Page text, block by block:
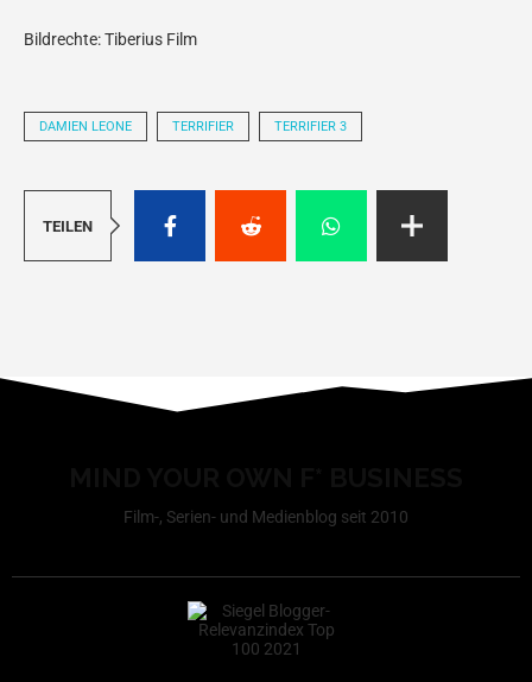
Bildrechte: Tiberius Film
DAMIEN LEONE TERRIFIER TERRIFIER 3
TEILEN
Film-, Serien- und Medienblog seit 2010